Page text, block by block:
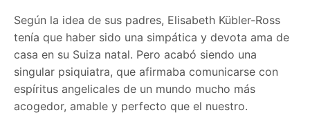
Según la idea de sus padres, Elisabeth Kübler-Ross
tenía que haber sido una simpática y devota ama de
casa en su Suiza natal. Pero acabó siendo una
singular psiquiatra, que afirmaba comunicarse con
espíritus angelicales de un mundo mucho más
acogedor, amable y perfecto que el nuestro.